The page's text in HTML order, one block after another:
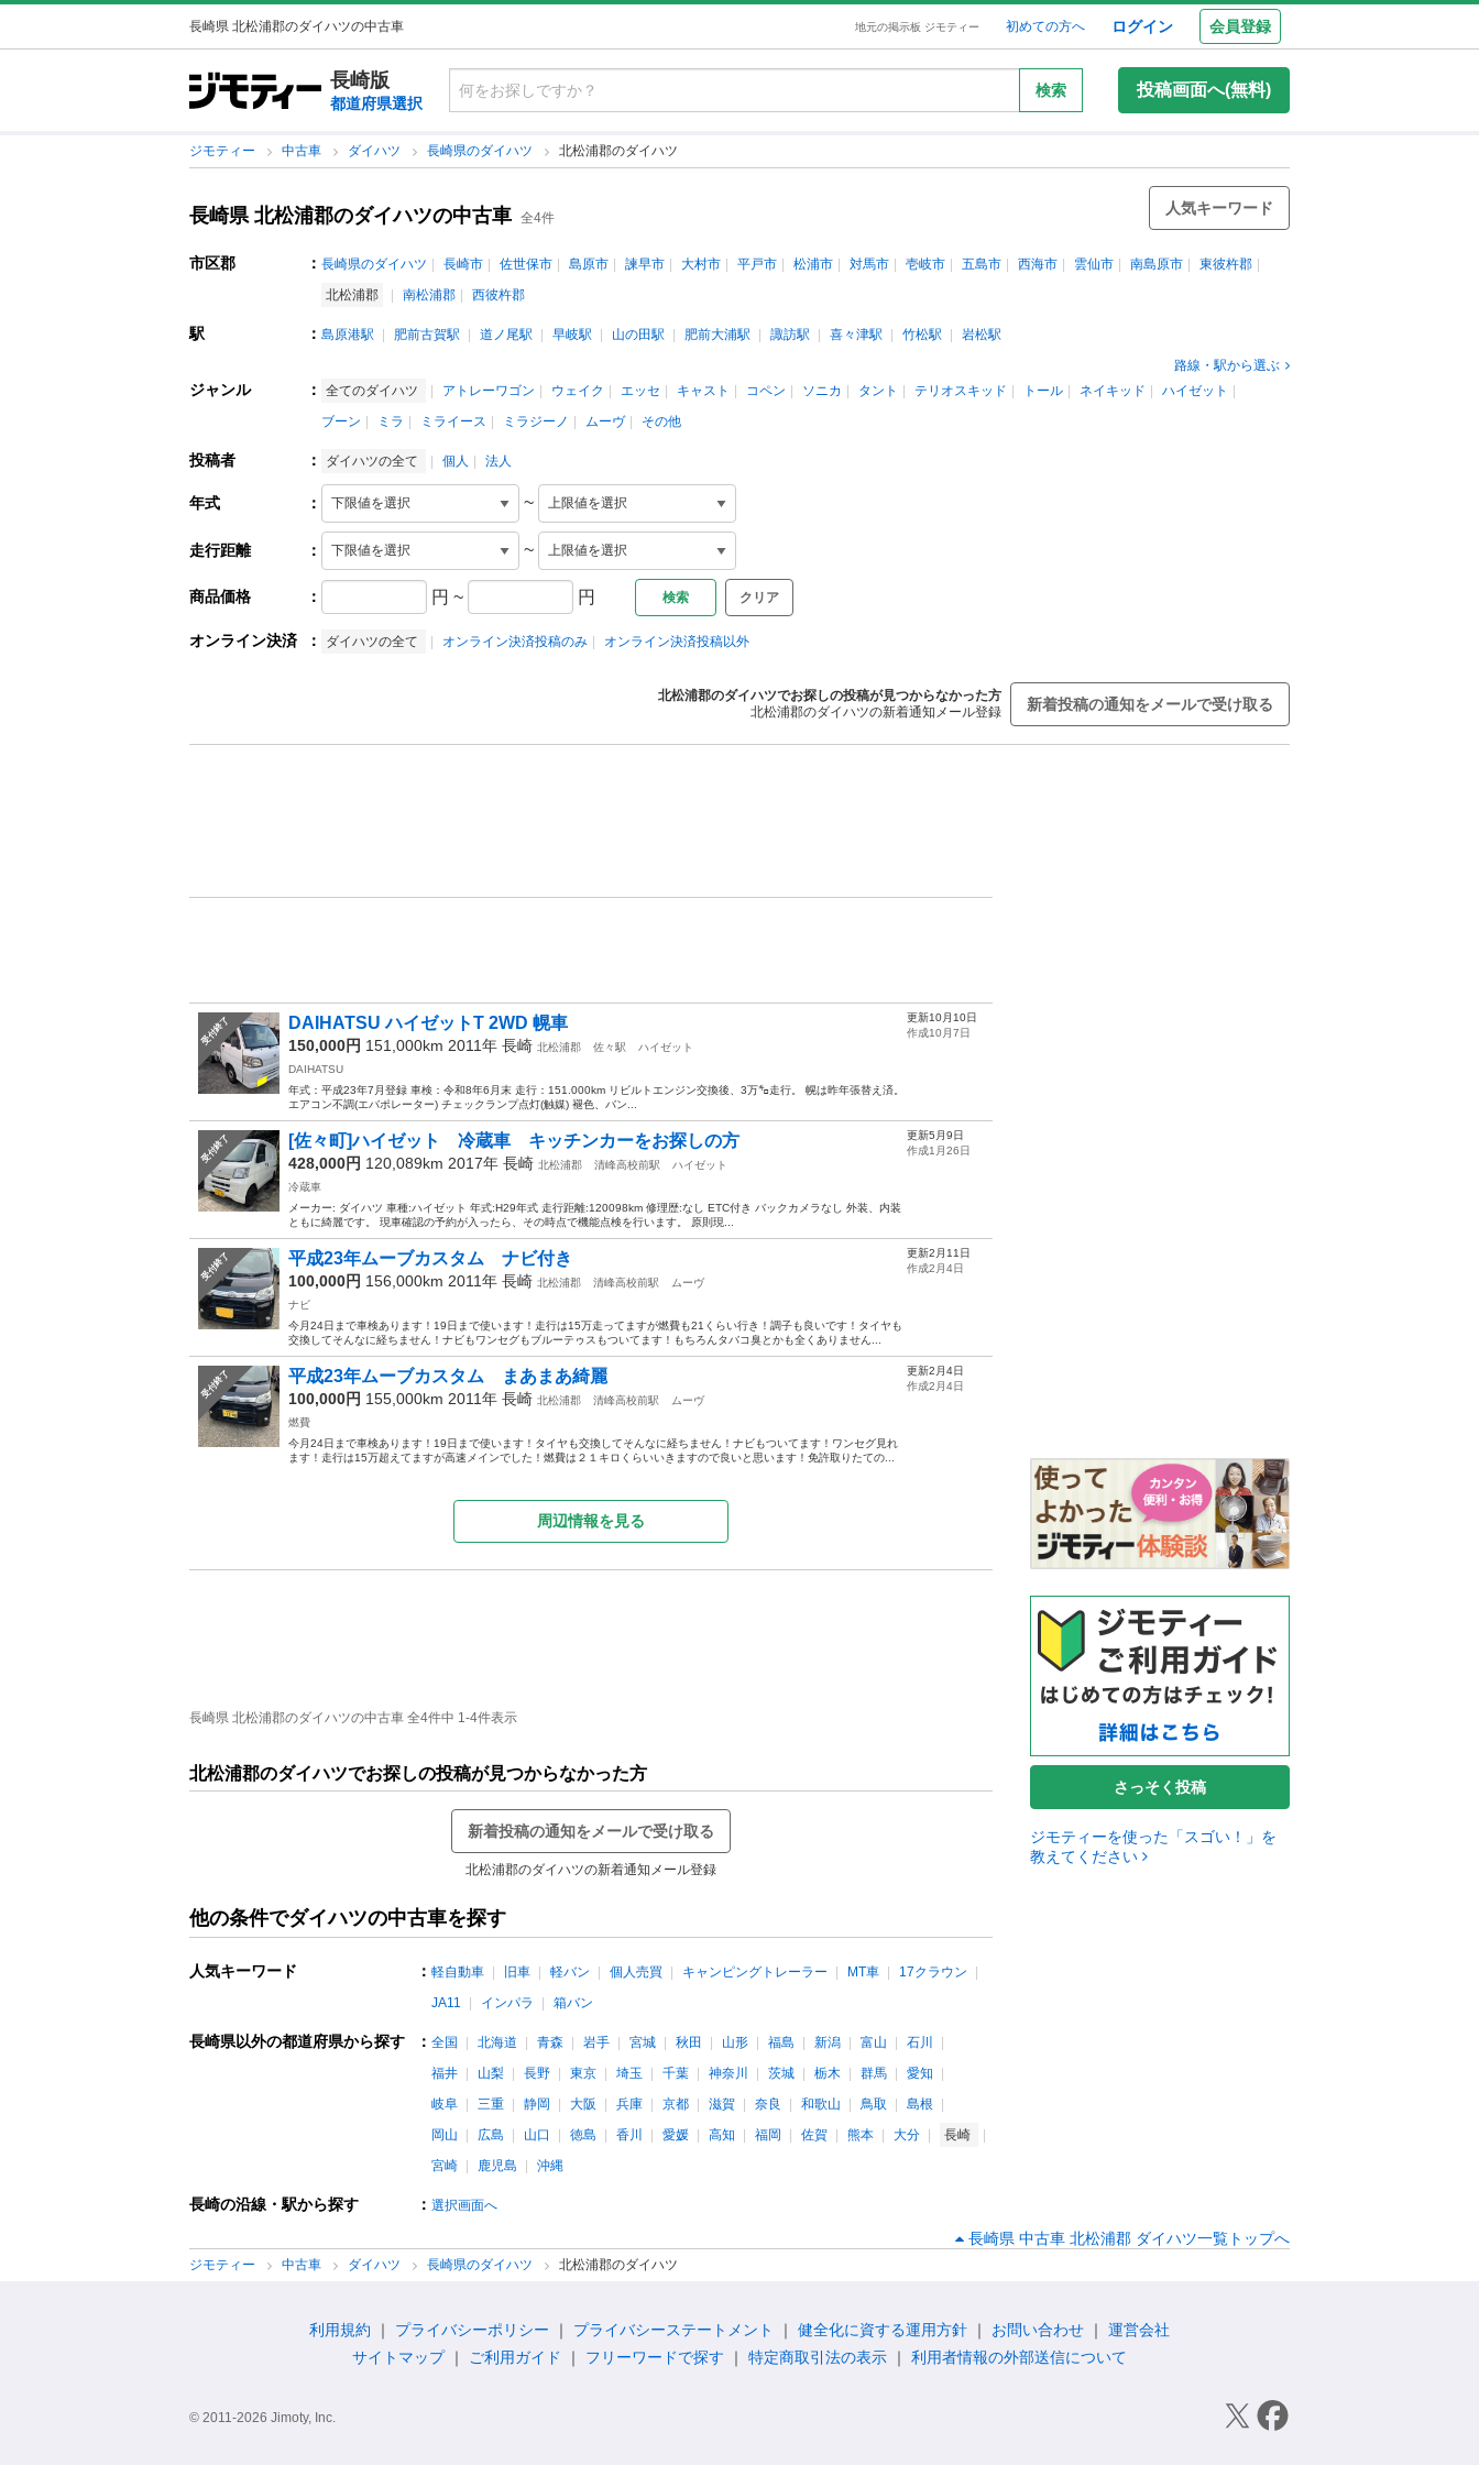
長崎県 北松浦郡のダイハツの中古車 地元の掲示板 ジモティー 初めての方へ ログイン 会員登録
長崎版
都道府県選択
検索 投稿画面へ(無料)
ジモティー 中古車 ダイハツ 長崎県のダイハツ 北松浦郡のダイハツ
長崎県 北松浦郡のダイハツの中古車 全4件
人気キーワード
市区郡 ： 長崎県のダイハツ 長崎市 佐世保市 島原市 諫早市 大村市 平戸市 松浦市 対馬市 壱岐市 五島市 西海市 雲仙市 南島原市
東彼杵郡
北松浦郡
南松浦郡 西彼杵郡
駅 ： 島原港駅 肥前古賀駅 道ノ尾駅 早岐駅 山の田駅 肥前大浦駅 諏訪駅 喜々津駅 竹松駅
岩松駅
路線・駅から選ぶ
ジャンル ： 全てのダイハツ アトレーワゴン ウェイク エッセ キャスト コペン ソニカ タント テリオスキッド トール ネイキッド
ハイゼット
ブーン
ミラ ミライース ミラジーノ ムーヴ その他
投稿者 ： ダイハツの全て 個人 法人
年式 ： ~
走行距離 ： ~
商品価格 ： 円 ~ 円 クリア
オンライン決済 ： ダイハツの全て オンライン決済投稿のみ オンライン決済投稿以外
北松浦郡のダイハツでお探しの投稿が見つからなかった方
北松浦郡のダイハツの新着通知メール登録
新着投稿の通知をメールで受け取る
受付終了 DAIHATSU ハイゼットT 2WD 幌車
150,000円 151,000km 2011年 長崎 北松浦郡 佐々駅
ハイゼット
DAIHATSU
年式：平成23年7月登録 車検：令和8年6月末 走行：151.000km リビルトエンジン交換後、3万㌔走行。 幌は昨年張替え済。
エアコン不調(エバポレーター) チェックランプ点灯(触媒) 褪色、バン...
更新10月10日
作成10月7日
受付終了 [佐々町]ハイゼット 冷蔵車 キッチンカーをお探しの方
428,000円 120,089km 2017年 長崎 北松浦郡 清峰高校前駅
ハイゼット
冷蔵車
メーカー: ダイハツ 車種:ハイゼット 年式:H29年式 走行距離:120098km 修理歴:なし ETC付き バックカメラなし 外装、内装
ともに綺麗です。 現車確認の予約が入ったら、その時点で機能点検を行います。 原則現...
更新5月9日
作成1月26日
受付終了 平成23年ムーブカスタム ナビ付き
100,000円 156,000km 2011年 長崎 北松浦郡 清峰高校前駅
ムーヴ
ナビ
今月24日まで車検あります！19日まで使います！走行は15万走ってますが燃費も21くらい行き！調子も良いです！タイヤも
交換してそんなに経ちません！ナビもワンセグもブルーテゥスもついてます！もちろんタバコ臭とかも全くありません...
更新2月11日
作成2月4日
受付終了 平成23年ムーブカスタム まあまあ綺麗
100,000円 155,000km 2011年 長崎 北松浦郡 清峰高校前駅
ムーヴ
燃費
今月24日まで車検あります！19日まで使います！タイヤも交換してそんなに経ちません！ナビもついてます！ワンセグ見れ
ます！走行は15万超えてますが高速メインでした！燃費は２１キロくらいいきますので良いと思います！免許取りたての...
更新2月4日
作成2月4日
周辺情報を見る
長崎県 北松浦郡のダイハツの中古車 全4件中 1-4件表示
北松浦郡のダイハツでお探しの投稿が見つからなかった方
新着投稿の通知をメールで受け取る
北松浦郡のダイハツの新着通知メール登録
他の条件でダイハツの中古車を探す
人気キーワード ： 軽自動車 旧車 軽バン 個人売買 キャンピングトレーラー MT車
17クラウン
JA11
インパラ 箱バン
長崎県以外の都道府県から探す ： 全国 北海道 青森 岩手 宮城 秋田 山形 福島 新潟 富山
石川
福井
山梨 長野 東京 埼玉 千葉 神奈川 茨城 栃木 群馬
愛知
岐阜
三重 静岡 大阪 兵庫 京都 滋賀 奈良 和歌山 鳥取
島根
岡山
広島 山口 徳島 香川 愛媛 高知 福岡 佐賀 熊本 大分
長崎
宮崎
鹿児島 沖縄
長崎の沿線・駅から探す ： 選択画面へ
さっそく投稿
ジモティーを使った「スゴい！」を
教えてください
長崎県 中古車 北松浦郡 ダイハツ一覧トップへ
ジモティー 中古車 ダイハツ 長崎県のダイハツ 北松浦郡のダイハツ
利用規約 プライバシーポリシー プライバシーステートメント 健全化に資する運用方針 お問い合わせ
運営会社
サイトマップ
ご利用ガイド フリーワードで探す 特定商取引法の表示 利用者情報の外部送信について
© 2011-2026 Jimoty, Inc.